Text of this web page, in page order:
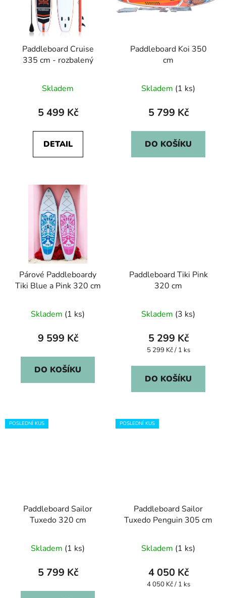
Paddleboard Cruise
335 cm - rozbalený
Skladem
5 499 Kč
DETAIL
Paddleboard Koi 350
cm
Skladem (1 ks)
5 799 Kč
DO KOŠÍKU
Párové Paddleboardy
Tiki Blue a Pink 320 cm
Skladem (1 ks)
9 599 Kč
DO KOŠÍKU
Paddleboard Tiki Pink
320 cm
Skladem (3 ks)
5 299 Kč
Měrná
5 299 Kč / 1 ks
DO KOŠÍKU
POSLEDNÍ KUS
Paddleboard Sailor
Tuxedo 320 cm
Skladem (1 ks)
5 799 Kč
POSLEDNÍ KUS
Paddleboard Sailor
Tuxedo Penguin 305 cm
Skladem (1 ks)
4 050 Kč
Měrná
4 050 Kč / 1 ks